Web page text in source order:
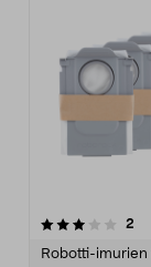
2
Robotti-imurien
4.5